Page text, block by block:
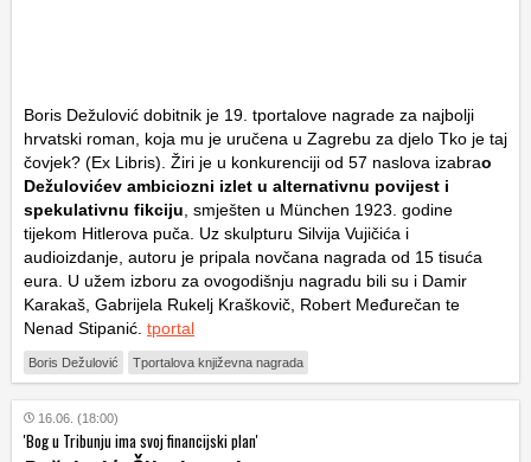
Boris Dežulović dobitnik je 19. tportalove nagrade za najbolji
hrvatski roman, koja mu je uručena u Zagrebu za djelo Tko je taj
čovjek? (Ex Libris). Žiri je u konkurenciji od 57 naslova izabrao
Dežulovićev ambiciozni izlet u alternativnu povijest i
spekulativnu fikciju , smješten u München 1923. godine
tijekom Hitlerova puča. Uz skulpturu Silvija Vujičića i
audioizdanje, autoru je pripala novčana nagrada od 15 tisuća
eura. U užem izboru za ovogodišnju nagradu bili su i Damir
Karakaš, Gabrijela Rukelj Kraškovič, Robert Međurečan te
Nenad Stipanić. tportal
Boris Dežulović Tportalova književna nagrada
16.06. (18:00)
'Bog u Tribunju ima svoj financijski plan'